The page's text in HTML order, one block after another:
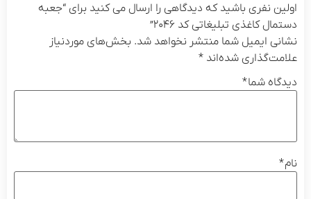
اولین نفری باشید که دیدگاهی را ارسال می کنید برای “جعبه
دستمال کاغذی تبلیغاتی کد ۲۰۴۶”
نشانی ایمیل شما منتشر نخواهد شد. بخش‌های موردنیاز
علامت‌گذاری شده‌اند*
دیدگاه شما*
نام*